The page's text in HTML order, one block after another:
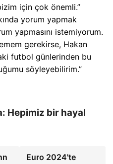
için çok önemli.”
yorum yapmak
yapmasını istemiyorum.
gerekirse, Hakan
futbol günlerinden bu
söyleyebilirim.”
Hepimiz bir hayal
Euro 2024'te